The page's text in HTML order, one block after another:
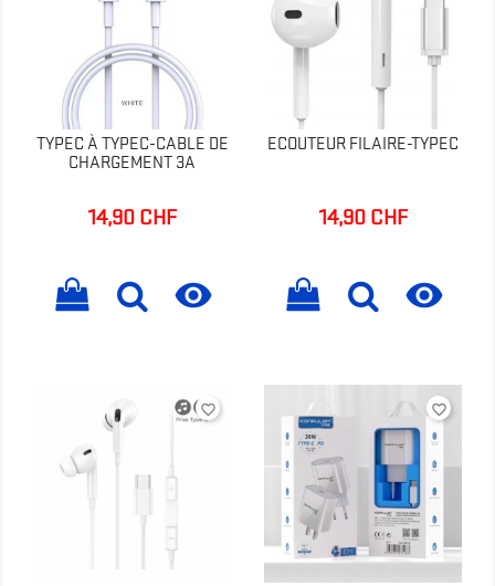
TYPEC À TYPEC-CABLE DE
CHARGEMENT 3A
Prix
14,90 CHF

ECOUTEUR FILAIRE-TYPEC
Prix
14,90 CHF

favorite_border favorite_border